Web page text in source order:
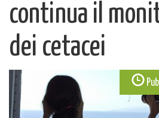
continua il
dei cetacei